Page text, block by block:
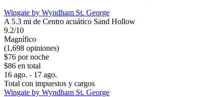
Wingate by Wyndham St. George
A 5.3 mi de Centro acuático Sand Hollow
9.2/10
Magnífico
(1,698 opiniones)
$76 por noche
$86 en total
16 ago. - 17 ago.
Total con impuestos y cargos
Wingate by Wyndham St. George